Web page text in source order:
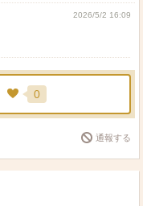
2026/5/2 16:09
0
通報する